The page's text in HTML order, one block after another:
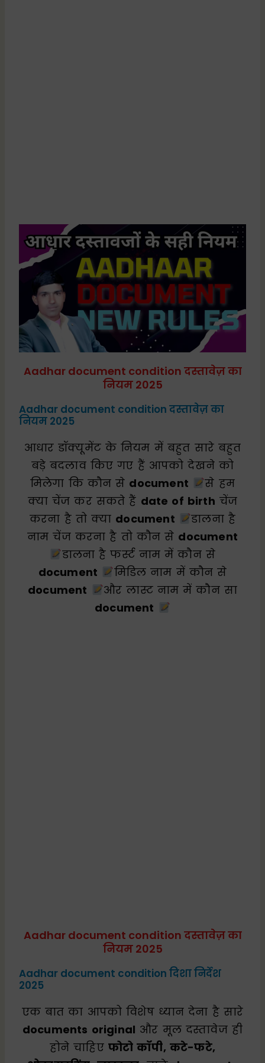
Aadhar document condition दस्तावेज़ का
नियम 2025
Aadhar document condition दस्तावेज़ का
नियम 2025
आधार डॉक्यूमेंट के नियम में बहुत सारे बहुत
बड़े बदलाव किए गए हैं आपको देखने को
मिलेगा कि कौन से document
से हम
क्या चेंज कर सकते हैं date of birth चेंज
करना है तो क्या document
डालना है
नाम चेंज करना है तो कौन से document
डालना है फर्स्ट नाम में कौन से
document
मिडिल नाम में कौन से
document
और लास्ट नाम में कौन सा
document
Aadhar document condition दस्तावेज़ का
नियम 2025
Aadhar document condition दिशा निर्देश
2025
एक बात का आपको विशेष ध्यान देना है सारे
documents original और मूल दस्तावेज ही
होने चाहिए फोटो कॉपी, कटे-फटे,